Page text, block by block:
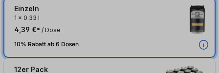
Einzeln
1 x 0.33 l
4,39 €* / Dose
10% Rabatt ab 6 Dosen
12er Pack